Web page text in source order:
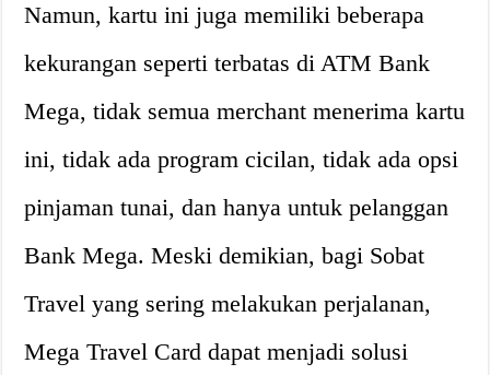
Namun, kartu ini juga memiliki beberapa
kekurangan seperti terbatas di ATM Bank
Mega, tidak semua merchant menerima kartu
ini, tidak ada program cicilan, tidak ada opsi
pinjaman tunai, dan hanya untuk pelanggan
Bank Mega. Meski demikian, bagi Sobat
Travel yang sering melakukan perjalanan,
Mega Travel Card dapat menjadi solusi